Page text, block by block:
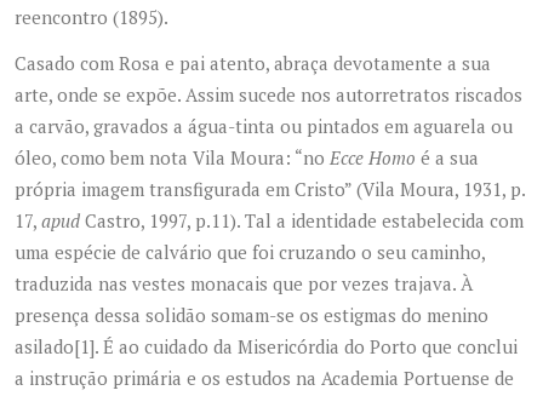
reencontro (1895).
Casado com Rosa e pai atento, abraça devotamente a sua
arte, onde se expõe. Assim sucede nos autorretratos riscados
a carvão, gravados a água-tinta ou pintados em aguarela ou
óleo, como bem nota Vila Moura: “no Ecce Homo é a sua
própria imagem transfigurada em Cristo” (Vila Moura, 1931, p.
17, apud Castro, 1997, p.11). Tal a identidade estabelecida com
uma espécie de calvário que foi cruzando o seu caminho,
traduzida nas vestes monacais que por vezes trajava. À
presença dessa solidão somam-se os estigmas do menino
asilado[1]. É ao cuidado da Misericórdia do Porto que conclui
a instrução primária e os estudos na Academia Portuense de